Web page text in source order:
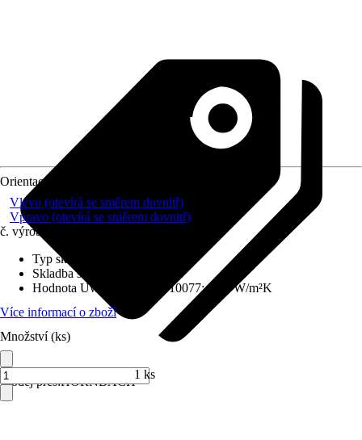
Prodej přes:HORNBACH
Orientace
Vlevo (otevírá se směrem dovnitř)
Vpravo (otevírá se směrem dovnitř)
č. výrobku
Typ skla
Skladba skla
Trojitě zasklené
Hodnota Uw dle DIN EN 10077:0,98 W/m²K
Více informací o zboží
Množství (ks)
1 ks